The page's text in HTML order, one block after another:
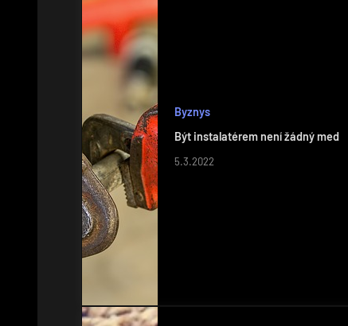
Byznys
Být instalatérem není žádný med
5.3.2022